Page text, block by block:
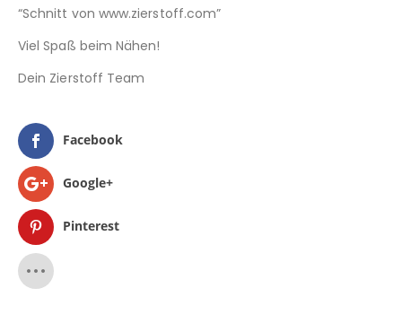
“Schnitt von www.zierstoff.com”
Viel Spaß beim Nähen!
Dein Zierstoff Team
Facebook
Google+
Pinterest